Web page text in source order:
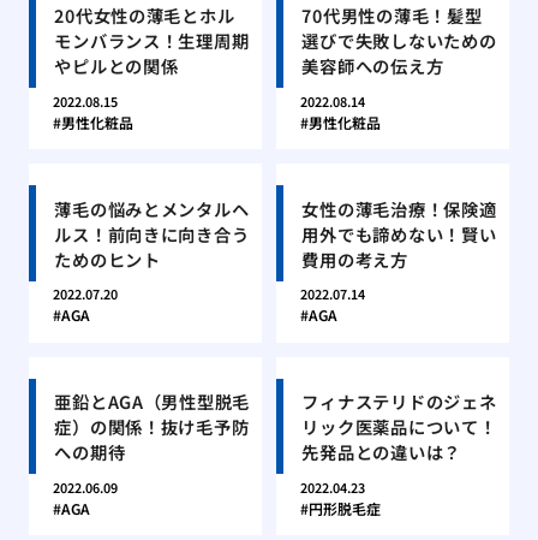
20代女性の薄毛とホル
モンバランス！生理周期
やピルとの関係
2022.08.15
男性化粧品
70代男性の薄毛！髪型
選びで失敗しないための
美容師への伝え方
2022.08.14
男性化粧品
薄毛の悩みとメンタルヘ
ルス！前向きに向き合う
ためのヒント
2022.07.20
AGA
女性の薄毛治療！保険適
用外でも諦めない！賢い
費用の考え方
2022.07.14
AGA
亜鉛とAGA（男性型脱毛
症）の関係！抜け毛予防
への期待
2022.06.09
AGA
フィナステリドのジェネ
リック医薬品について！
先発品との違いは？
2022.04.23
円形脱毛症